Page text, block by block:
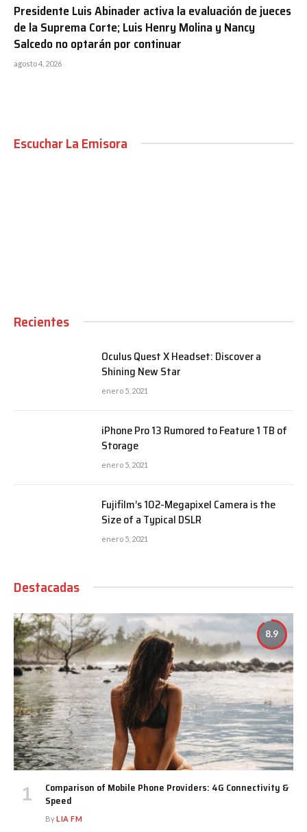
Presidente Luis Abinader activa la evaluación de jueces
de la Suprema Corte; Luis Henry Molina y Nancy
Salcedo no optarán por continuar
agosto 4, 2026
Escuchar La Emisora
Recientes
Oculus Quest X Headset: Discover a
Shining New Star
enero 5, 2021
iPhone Pro 13 Rumored to Feature 1 TB of
Storage
enero 5, 2021
Fujifilm’s 102-Megapixel Camera is the
Size of a Typical DSLR
enero 5, 2021
Destacadas
8.9
Comparison of Mobile Phone Providers: 4G Connectivity &
Speed
ByLIA FM